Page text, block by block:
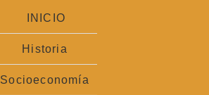
INICIO
Historia
Socioeconomía